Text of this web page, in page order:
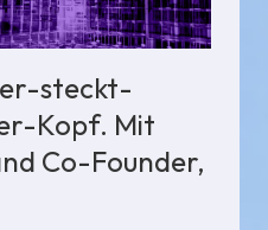
steckt-
Kopf. Mit
Co-Founder,